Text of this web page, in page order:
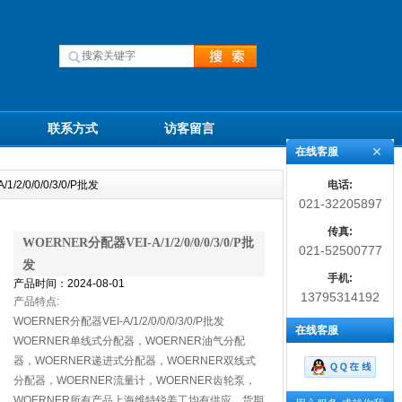
联系方式 访客留言
1/2/0/0/0/3/0/P批发
WOERNER分配器VEI-A/1/2/0/0/0/3/0/P批
发
产品时间：2024-08-01
产品特点:
WOERNER分配器VEI-A/1/2/0/0/0/3/0/P批发
WOERNER单线式分配器，WOERNER油气分配
器，WOERNER递进式分配器，WOERNER双线式
分配器，WOERNER流量计，WOERNER齿轮泵，
在线客服
电话:
021-32205897
传真:
021-52500777
手机:
13795314192
在线客服